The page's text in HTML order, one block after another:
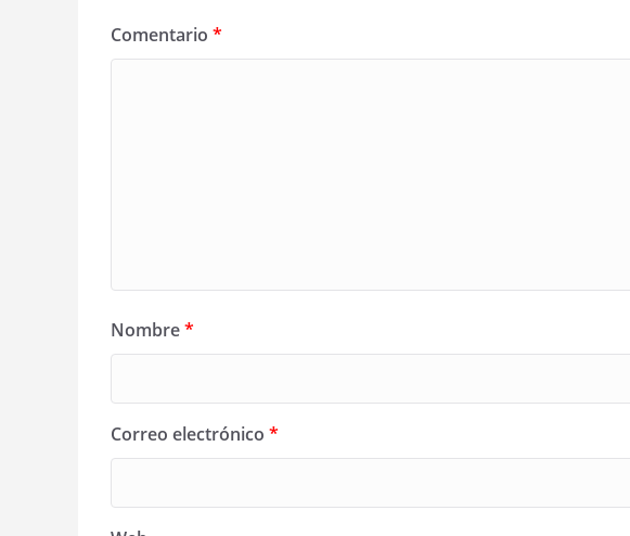
Comentario *
Nombre*
Correo electrónico *